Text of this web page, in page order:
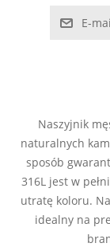
E-
Naszyjnik
naturalnych
sposób
316L jest w
utratę koloru.
idealny na